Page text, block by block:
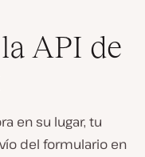
API de
en su lugar, tu
del formulario en